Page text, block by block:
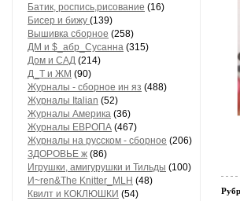
Батик, роспись,рисование (16)
Бисер и бижу (139)
Вышивка сборное (258)
ДМ и $_абр_Сусанна (315)
Дом и САД (214)
Д_Т и ЖМ (90)
Журналы - сборное ин яз (488)
Журналы Italian (52)
Журналы Америка (36)
Журналы ЕВРОПА (467)
Журналы на русском - сборное (206)
ЗДОРОВЬЕ ж (86)
Игрушки, амигурушки и Тильды (100)
И~ren&The Knitter_MLH (48)
Квилт и КОКЛЮШКИ (54)